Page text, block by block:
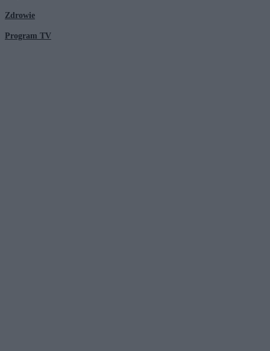
Zdrowie
Program TV